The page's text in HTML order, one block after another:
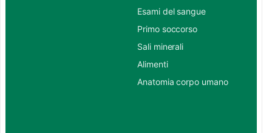
Esami del sangue
Primo soccorso
Sali minerali
Alimenti
Anatomia corpo umano